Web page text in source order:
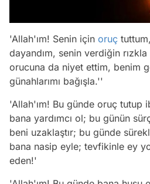
'Allah'ım! Senin için oruç
dayandım, senin verdiğin rızkla
orucuna da niyet ettim, benim
günahlarımı bağışla.''
'Allah'ım! Bu günde oruç tutup
bana yardımcı ol; bu günün
beni uzaklaştır; bu günde
bana nasip eyle; tevfikinle ey
eden!'